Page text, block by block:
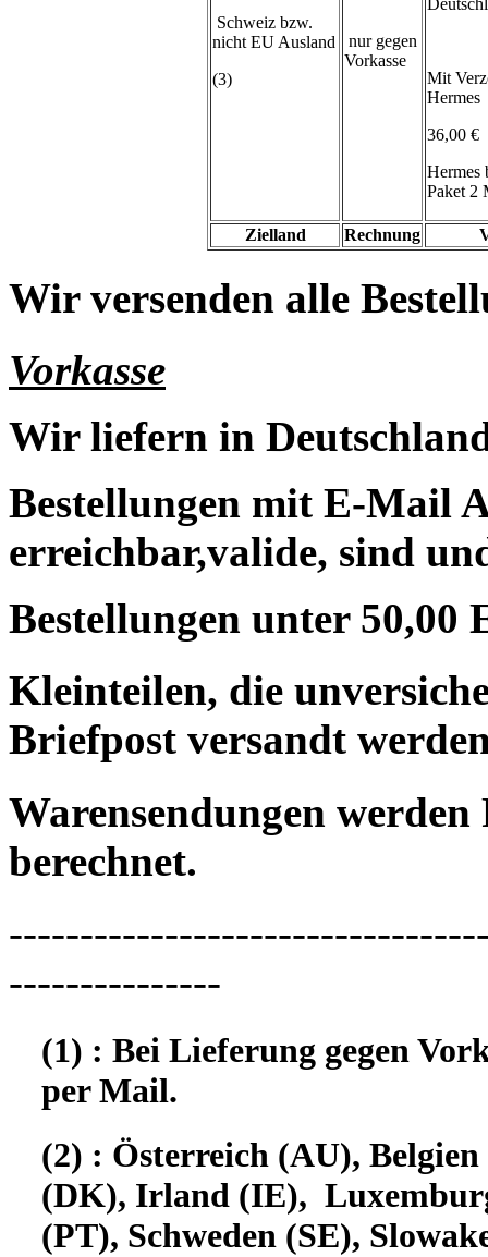
Zielland Rechnung
Schweiz bzw.
nicht EU Ausland
(3)
nur gegen
Vorkasse
Mit
Hermes
36,00 €
Hermes
Paket 2
Wir versenden alle
Vorkasse
Wir liefern in
Bestellungen mit E-Mail
erreichbar,valide, sind
Bestellungen unter 50,00
Kleinteilen, die
Briefpost versandt
Warensendungen
berechnet.
---------------
(1) : Bei Lieferung gegen
per Mail.
(2) : Österreich (AU),
(DK), Irland (IE),
(PT), Schweden (SE),